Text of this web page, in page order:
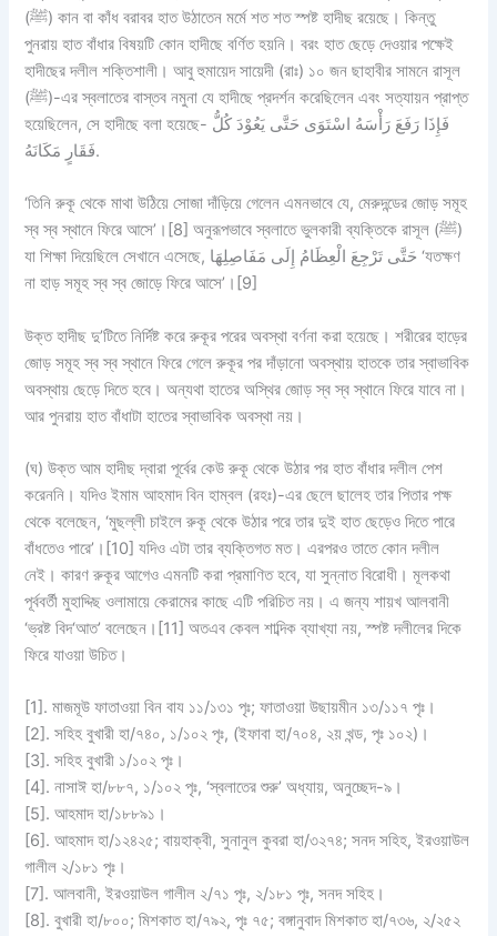
(ﷺ) কান বা কাঁধ বরাবর হাত উঠাতেন মর্মে শত শত স্পষ্ট হাদীছ রয়েছে। কিন্তু
পুনরায় হাত বাঁধার বিষয়টি কোন হাদীছে বর্ণিত হয়নি। বরং হাত ছেড়ে দেওয়ার পক্ষেই
হাদীছের দলীল শক্তিশালী। আবু হুমায়েদ সায়েদী (রাঃ) ১০ জন ছাহাবীর সামনে রাসূল
(ﷺ)-এর স্বলাতের বাস্তব নমুনা যে হাদীছে প্রদর্শন করেছিলেন এবং সত্যায়ন প্রাপ্ত
হয়েছিলেন, সে হাদীছে বলা হয়েছে- فَإِذَا رَفَعَ رَأْسَهُ اسْتَوَى حَتَّى يَعُوْدَ كُلُّ
فَقَارٍ مَكَانَهُ.
‘তিনি রুকূ থেকে মাথা উঠিয়ে সোজা দাঁড়িয়ে গেলেন এমনভাবে যে, মেরুদন্ডের জোড় সমূহ
স্ব স্ব স্থানে ফিরে আসে’।[8] অনুরূপভাবে স্বলাতে ভুলকারী ব্যক্তিকে রাসূল (ﷺ)
যা শিক্ষা দিয়েছিলে সেখানে এসেছে, حَتَّى تَرْجِعَ الْعِظَامُ إِلَى مَفَاصِلِهَا ‘যতক্ষণ
না হাড় সমূহ স্ব স্ব জোড়ে ফিরে আসে’।[9]
উক্ত হাদীছ দু’টিতে নির্দিষ্ট করে রুকূর পরের অবস্থা বর্ণনা করা হয়েছে। শরীরের হাড়ের
জোড় সমূহ স্ব স্ব স্থানে ফিরে গেলে রুকূর পর দাঁড়ানো অবস্থায় হাতকে তার স্বাভাবিক
অবস্থায় ছেড়ে দিতে হবে। অন্যথা হাতের অস্থির জোড় স্ব স্ব স্থানে ফিরে যাবে না।
আর পুনরায় হাত বাঁধাটা হাতের স্বাভাবিক অবস্থা নয়।
(ঘ) উক্ত আম হাদীছ দ্বারা পূর্বের কেউ রুকূ থেকে উঠার পর হাত বাঁধার দলীল পেশ
করেননি। যদিও ইমাম আহমাদ বিন হাম্বল (রহঃ)-এর ছেলে ছালেহ তার পিতার পক্ষ
থেকে বলেছেন, ‘মুছল্লী চাইলে রুকূ থেকে উঠার পরে তার দুই হাত ছেড়েও দিতে পারে
বাঁধতেও পারে’।[10] যদিও এটা তার ব্যক্তিগত মত। এরপরও তাতে কোন দলীল
নেই। কারণ রুকূর আগেও এমনটি করা প্রমাণিত হবে, যা সুন্নাত বিরোধী। মূলকথা
পূর্ববর্তী মুহাদ্দিছ ওলামায়ে কেরামের কাছে এটি পরিচিত নয়। এ জন্য শায়খ আলবানী
‘ভ্রষ্ট বিদ‘আত’ বলেছেন।[11] অতএব কেবল শাব্দিক ব্যাখ্যা নয়, স্পষ্ট দলীলের দিকে
ফিরে যাওয়া উচিত।
[1]. মাজমূউ ফাতাওয়া বিন বায ১১/১৩১ পৃঃ; ফাতাওয়া উছায়মীন ১৩/১১৭ পৃঃ।
[2]. সহিহ বুখারী হা/৭৪০, ১/১০২ পৃঃ, (ইফাবা হা/৭০৪, ২য় খন্ড, পৃঃ ১০২)।
[3]. সহিহ বুখারী ১/১০২ পৃঃ।
[4]. নাসাঈ হা/৮৮৭, ১/১০২ পৃঃ, ‘স্বলাতের শুরু’ অধ্যায়, অনুচ্ছেদ-৯।
[5]. আহমাদ হা/১৮৮৯১।
[6]. আহমাদ হা/১২৪২৫; বায়হাক্বী, সুনানুল কুবরা হা/৩২৭৪; সনদ সহিহ, ইরওয়াউল
গালীল ২/১৮১ পৃঃ।
[7]. আলবানী, ইরওয়াউল গালীল ২/৭১ পৃঃ, ২/১৮১ পৃঃ, সনদ সহিহ।
[8]. বুখারী হা/৮০০; মিশকাত হা/৭৯২, পৃঃ ৭৫; বঙ্গানুবাদ মিশকাত হা/৭৩৬, ২/২৫২